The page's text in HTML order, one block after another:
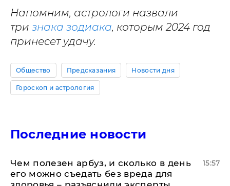
Напомним, астрологи назвали
три знака зодиака, которым 2024 год
принесет удачу.
Общество Предсказания Новости дня
Гороскоп и астрология
Последние новости
Чем полезен арбуз, и сколько в день
его можно съедать без вреда для
15:57